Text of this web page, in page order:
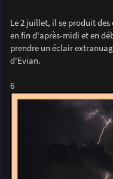
Le 2 juillet, il se produit
en fin d'après-midi et en
prendre un éclair
d'Evian.
6